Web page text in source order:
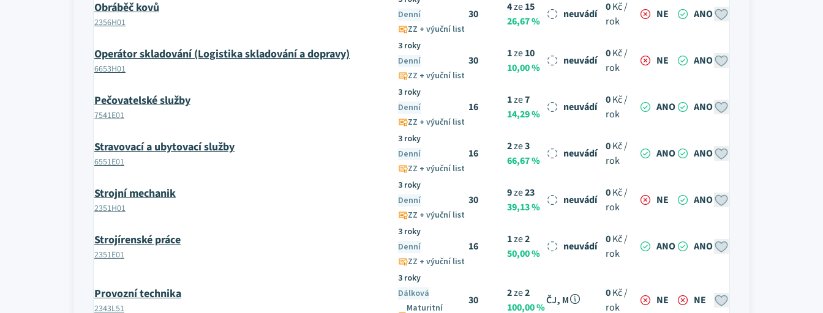
Obráběč kovů
2356H01
Denní
ZZ + výuční list
30
4ze15
26,67 %
neuvádí
0Kč /
rok
NE ANO
Operátor skladování (Logistika skladování a dopravy)
6653H01
3 roky
Denní
ZZ + výuční list
30
1ze10
10,00 %
neuvádí
0Kč /
rok
NE ANO
Pečovatelské služby
7541E01
3 roky
Denní
ZZ + výuční list
16
1ze7
14,29 %
neuvádí
0Kč /
rok
ANO ANO
Stravovací a ubytovací služby
6551E01
3 roky
Denní
ZZ + výuční list
16
2ze3
66,67 %
neuvádí
0Kč /
rok
ANO ANO
Strojní mechanik
2351H01
3 roky
Denní
ZZ + výuční list
30
9ze23
39,13 %
neuvádí
0Kč /
rok
NE ANO
Strojírenské práce
2351E01
3 roky
Denní
ZZ + výuční list
16
1ze2
50,00 %
neuvádí
0Kč /
rok
ANO ANO
Provozní technika
2343L51
3 roky
Dálková
Maturitní
30
2ze2
100,00 %
ČJ, M
0Kč /
rok
NE NE